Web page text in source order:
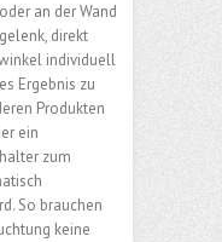
an der Wand
direkt
individuell
Ergebnis zu
Produkten
ein
zum
So brauchen
keine